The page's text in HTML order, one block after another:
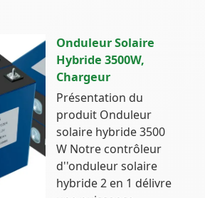
Onduleur Solaire
Hybride 3500W,
Chargeur
Présentation du
produit Onduleur
solaire hybride 3500
W Notre contrôleur
d''onduleur solaire
hybride 2 en 1 délivre